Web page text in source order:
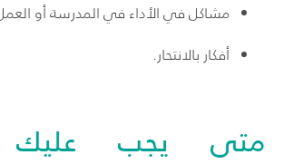
مشاكل في الأداء في المدرسة أو
أفكار بالانتحار.
متى يجب عليك